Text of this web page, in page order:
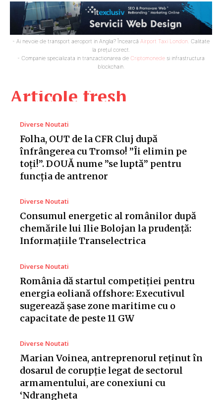
Articole fresh
Diverse Noutati
Folha, OUT de la CFR Cluj după
înfrângerea cu Tromso! ”Îi elimin pe
toți!”. DOUĂ nume ”se luptă” pentru
funcția de antrenor
Diverse Noutati
Consumul energetic al românilor după
chemările lui Ilie Bolojan la prudență:
Informațiile Transelectrica
Diverse Noutati
România dă startul competiției pentru
energia eoliană offshore: Executivul
sugerează șase zone maritime cu o
capacitate de peste 11 GW
Diverse Noutati
Marian Voinea, antreprenorul reținut în
dosarul de corupție legat de sectorul
armamentului, are conexiuni cu
‘Ndrangheta
- Ai nevoie de transport aeroport in Anglia? Încearcă Airport Taxi London. Calitate
la prețul corect.
- Companie specializata in tranzactionarea de Criptomonede si infrastructura
blockchain.